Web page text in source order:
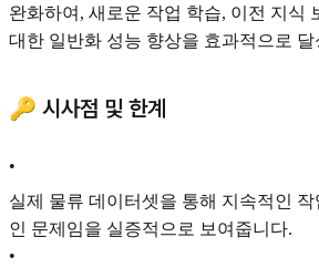
완화하여, 새로운 작업 학습, 이전 지식
대한 일반화 성능 향상을 효과적으로 달
🔑 시사점 및 한계
•
실제 물류 데이터셋을 통해 지속적인
인 문제임을 실증적으로 보여줍니다.
•